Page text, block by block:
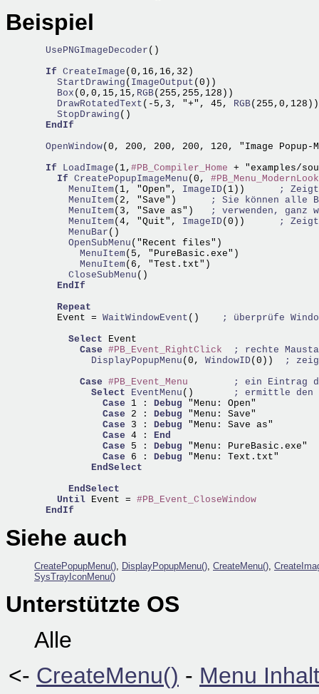
Beispiel
  UsePNGImageDecoder
()
If CreateImage
    StartDrawing
( ImageOutput
    Box
(0,0,15,15, RGB
    DrawRotatedText
(-5,3, "+", 45,
RGB
    StopDrawing
()
EndIf
  OpenWindow
(0, 200, 200, 200, 120, "Image Popup-
If
LoadImage (1, #PB_Compiler_Home + "examples/
If CreatePopupImageMenu (0, #PB_Menu_ModernLook
      MenuItem
(1, "Open", ImageID (1))
; Zeigt
      MenuItem
(2, "Save")
; Sie können alle
      MenuItem
(3, "Save as")
; verwenden, ganz
      MenuItem
(4, "Quit", ImageID (0))
; Zeigt
      MenuBar
      OpenSubMenu
        MenuItem
        MenuItem
      CloseSubMenu
()
EndIf
Repeat
    Event =
WaitWindowEvent ()
; überprüfe
Select Event
Case #PB_Event_RightClick
; rechte
          DisplayPopupMenu
(0, WindowID (0))
;
Case #PB_Event_Menu
; ein Eintrag
Select
EventMenu ()
; ermittle den
Case 1 : Debug "Menu: Open"
Case 2 : Debug "Menu: Save"
Case 3 : Debug "Menu: Save as"
Case 4 : End
Case 5 : Debug "Menu: PureBasic.exe"
Case 6 : Debug "Menu: Text.txt"
EndSelect
EndSelect
Until Event = #PB_Event_CloseWindow
EndIf
Siehe auch
CreatePopupMenu(), DisplayPopupMenu(), CreateMenu(),
SysTrayIconMenu()
Unterstützte OS
Alle
<- CreateMenu() - Menu